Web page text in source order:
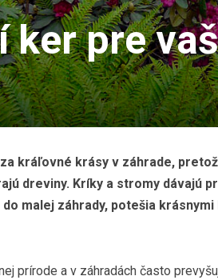
ker pre
kráľovné krásy v záhrade,
dreviny. Kríky a stromy dávajú
malej záhrady, potešia
prírode a v záhradách často